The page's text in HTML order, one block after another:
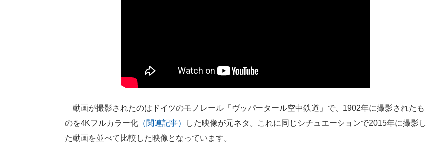
動画が撮影されたのはドイツのモノレール「ヴッパータール空中鉄道」で、1902年に撮影されたも
のを4Kフルカラー化 （関連記事）
した映像が元ネタ。これに同じシチュエーションで2015年に撮影し
た動画を並べて比較した映像となっています。